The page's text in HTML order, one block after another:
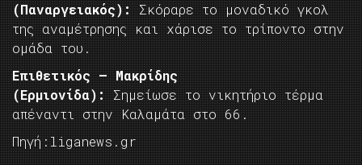
(Παναργειακός):
Σκόραρε το μοναδικό γκολ
της αναμέτρησης και χάρισε το τρίποντο στην
ομάδα του.
Επιθετικός – Μακρίδης
(Ερμιονίδα):
Σημείωσε το νικητήριο τέρμα
απέναντι στην Καλαμάτα στο 66.
Πηγή:liganews.gr